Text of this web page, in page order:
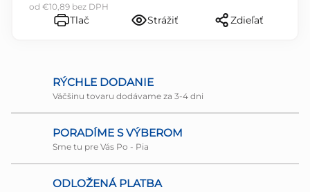
od €10,89 bez DPH
Tlač Strážiť Zdieľať
RÝCHLE DODANIE
Väčšinu tovaru dodávame za 3-4 dni
PORADÍME S VÝBEROM
Sme tu pre Vás Po - Pia
ODLOŽENÁ PLATBA